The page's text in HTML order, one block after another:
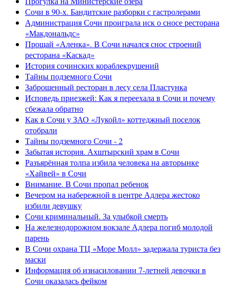
Сочи в 90-х. Бандитские разборки с гастролерами
Администрация Сочи проиграла иск о сносе ресторана
«Макдональдс»
Прощай «Аленка». В Сочи начался снос строений
ресторана «Каскад»
История сочинских кораблекрушений
Тайны подземного Сочи
Заброшенный ресторан в лесу села Пластунка
Исповедь приезжей: Как я переехала в Сочи и почему
сбежала обратно
Как в Сочи у ЗАО «Лукойл» коттеджный поселок
отобрали
Тайны подземного Сочи - 2
Забытая история. Ахштырский храм в Сочи
Разъярённая толпа избила человека на авторынке
«Хайвей» в Сочи
Внимание. В Сочи пропал ребенок
Вечером на набережной в центре Адлера жестоко
избили девушку
Сочи криминальный. За улыбкой смерть
На железнодорожном вокзале Адлера погиб молодой
парень
В Сочи охрана ТЦ «Море Молл» задержала туриста без
маски
Информация об изнасиловании 7-летней девочки в
Сочи оказалась фейком